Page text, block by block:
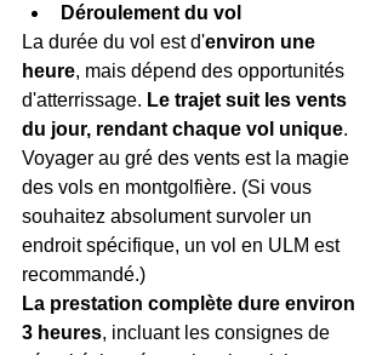
Déroulement du vol
La durée du vol est d'environ une
heure, mais dépend des opportunités
d'atterrissage. Le trajet suit les vents
du jour, rendant chaque vol unique.
Voyager au gré des vents est la magie
des vols en montgolfière. (Si vous
souhaitez absolument survoler un
endroit spécifique, un vol en ULM est
recommandé.)
La prestation complète dure environ
3 heures, incluant les consignes de